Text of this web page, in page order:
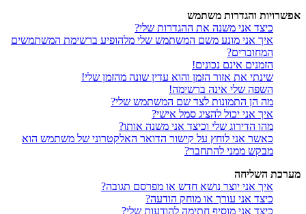
אפשרויות והגדרות משתמש
כיצד אני משנה את ההגדרות שלי?
איך אני מונע משם המשתמש שלי מלהופיע ברשימת המשתמשים
המחוברים?
הזמנים אינם נכונים!
שינתי את אזור הזמן והוא עדין שונה מהזמן שלי!
השפה שלי אינה ברשימה!
מה הן התמונות לצד שם המשתמש שלי?
איך אני יכול להציג סמל אישי?
מהו הדירוג שלי וכיצד אני משנה אותו?
כאשר אני לוחץ על קישור הדואר האלקטרוני של משתמש הוא
מבקש ממני להתחבר?
מערכת השליחה
איך אני יוצר נושא חדש או מפרסם תגובה?
כיצד אני עורך או מוחק הודעה?
כיצד אני מוסיף חתימה להודעות שלי?